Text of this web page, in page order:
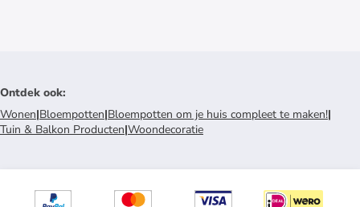
Ontdek ook:
Wonen|Bloempotten|Bloempotten om je huis compleet te maken!|
Tuin & Balkon Producten|Woondecoratie